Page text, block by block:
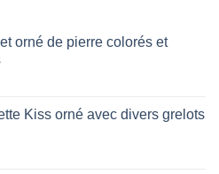
orné de pierre colorés et
Kiss orné avec divers grelots